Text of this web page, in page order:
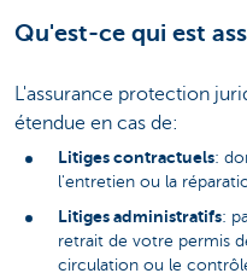
Qu'est-ce qui est
L'assurance protection
étendue en cas de:
Litiges contractuels:
l'entretien ou la
Litiges administratifs:
retrait de votre permis
circulation ou le